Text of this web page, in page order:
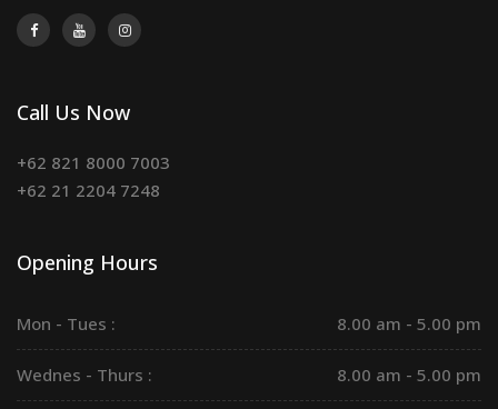
Call Us Now
+62 821 8000 7003
+62 21 2204 7248
Opening Hours
Mon - Tues : 8.00 am - 5.00 pm
Wednes - Thurs : 8.00 am - 5.00 pm